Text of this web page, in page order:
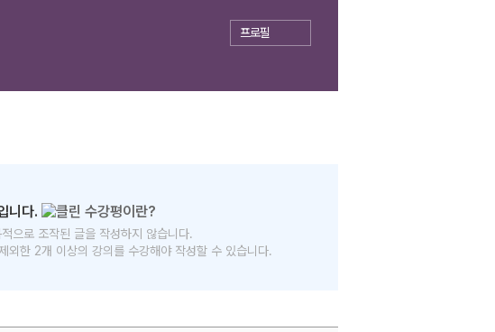
프로필
니다.
으로 조작된 글을 작성하지 않습니다.
한 2개 이상의 강의를 수강해야 작성할 수 있습니다.